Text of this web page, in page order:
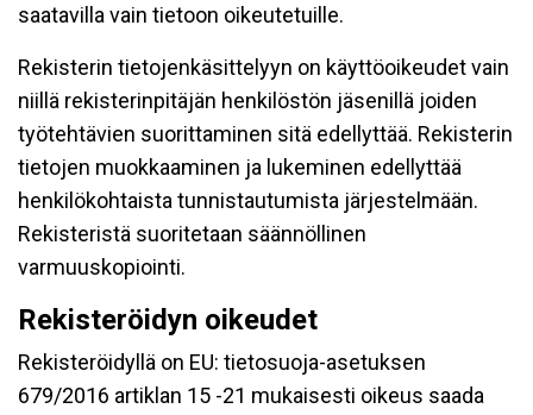
saatavilla vain tietoon oikeutetuille.
Rekisterin tietojenkäsittelyyn on käyttöoikeudet vain
niillä rekisterinpitäjän henkilöstön jäsenillä joiden
työtehtävien suorittaminen sitä edellyttää. Rekisterin
tietojen muokkaaminen ja lukeminen edellyttää
henkilökohtaista tunnistautumista järjestelmään.
Rekisteristä suoritetaan säännöllinen
varmuuskopiointi.
Rekisteröidyn oikeudet
Rekisteröidyllä on EU: tietosuoja-asetuksen
679/2016 artiklan 15 -21 mukaisesti oikeus saada